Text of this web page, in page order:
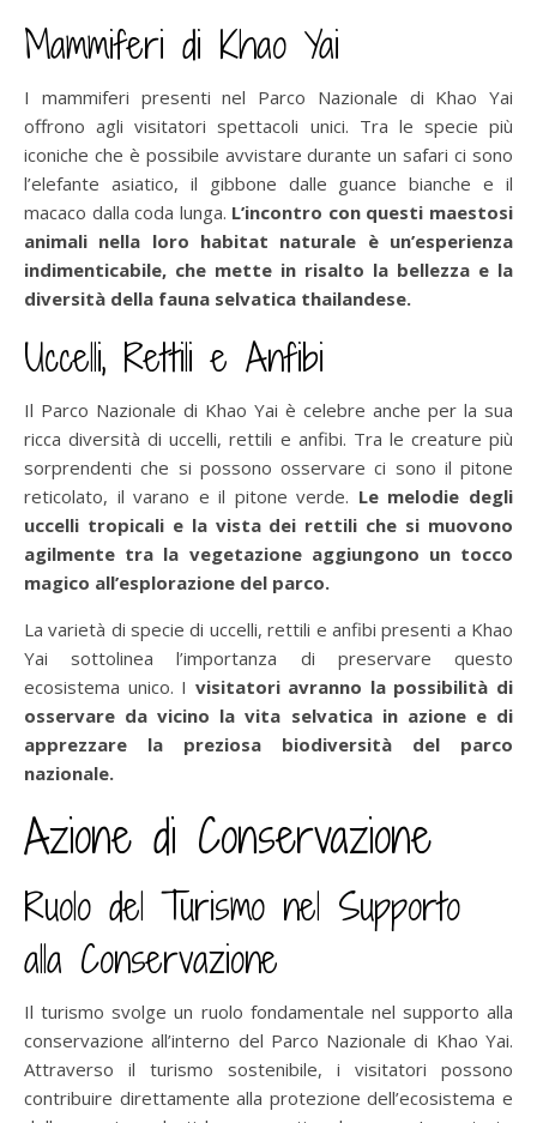
Mammiferi di Khao Yai
I mammiferi presenti nel Parco Nazionale di Khao Yai
offrono agli visitatori spettacoli unici. Tra le specie più
iconiche che è possibile avvistare durante un safari ci sono
l’elefante asiatico, il gibbone dalle guance bianche e il
macaco dalla coda lunga. L’incontro con questi maestosi
animali nella loro habitat naturale è un’esperienza
indimenticabile, che mette in risalto la bellezza e la
diversità della fauna selvatica thailandese.
Uccelli, Rettili e Anfibi
Il Parco Nazionale di Khao Yai è celebre anche per la sua
ricca diversità di uccelli, rettili e anfibi. Tra le creature più
sorprendenti che si possono osservare ci sono il pitone
reticolato, il varano e il pitone verde. Le melodie degli
uccelli tropicali e la vista dei rettili che si muovono
agilmente tra la vegetazione aggiungono un tocco
magico all’esplorazione del parco.
La varietà di specie di uccelli, rettili e anfibi presenti a Khao
Yai sottolinea l’importanza di preservare questo
ecosistema unico. I visitatori avranno la possibilità di
osservare da vicino la vita selvatica in azione e di
apprezzare la preziosa biodiversità del parco
nazionale.
Azione di Conservazione
Ruolo del Turismo nel Supporto
alla Conservazione
Il turismo svolge un ruolo fondamentale nel supporto alla
conservazione all’interno del Parco Nazionale di Khao Yai.
Attraverso il turismo sostenibile, i visitatori possono
contribuire direttamente alla protezione dell’ecosistema e